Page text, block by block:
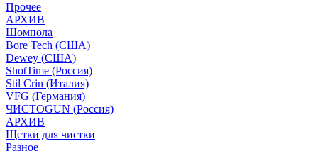
Прочее
АРХИВ
Шомпола
Bore Tech (США)
Dewey (США)
ShotTime (Россия)
Stil Crin (Италия)
VFG (Германия)
ЧИСТОGUN (Россия)
АРХИВ
Щетки для чистки
Разное